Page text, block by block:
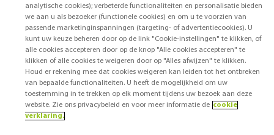
analytische cookies); verbeterde functionaliteiten en personalisatie bieden
we aan u als bezoeker (functionele cookies) en om u te voorzien van
passende marketinginspanningen (targeting- of advertentiecookies). U
kunt uw keuze beheren door op de link "Cookie-instellingen" te klikken, of
alle cookies accepteren door op de knop "Alle cookies accepteren" te
klikken of alle cookies te weigeren door op "Alles afwijzen" te klikken.
Houd er rekening mee dat cookies weigeren kan leiden tot het ontbreken
van bepaalde functionaliteiten. U heeft de mogelijkheid om uw
toestemming in te trekken op elk moment tijdens uw bezoek aan deze
website. Zie ons privacybeleid en voor meer informatie de cookie
verklaring.